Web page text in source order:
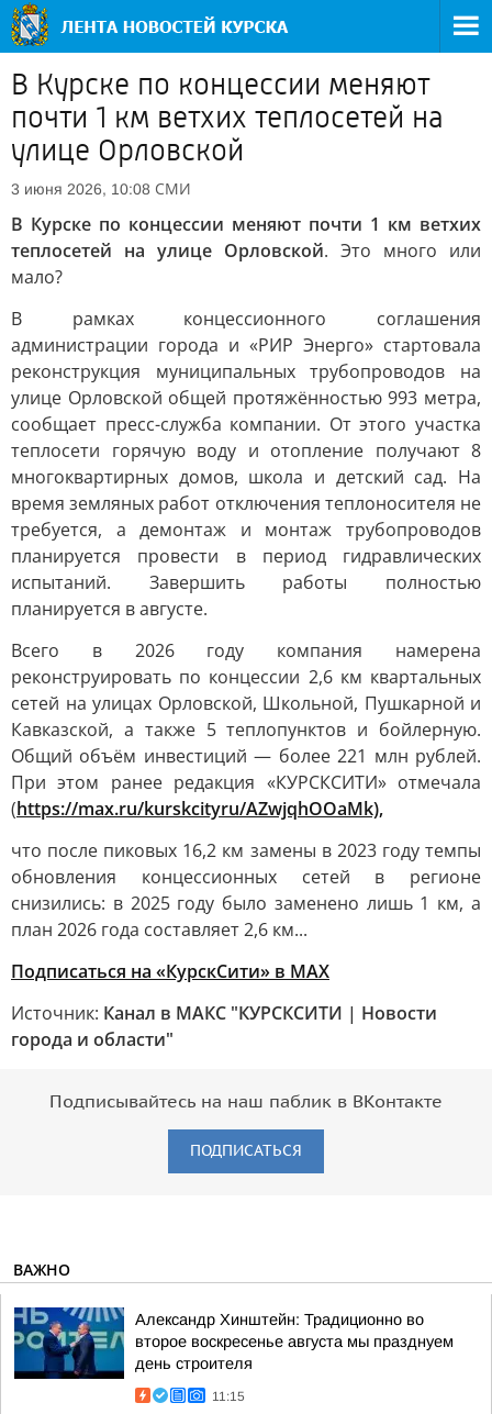
В Курске по концессии меняют
почти 1 км ветхих теплосетей на
улице Орловской
3 июня 2026, 10:08 СМИ
В Курске по концессии меняют почти 1 км ветхих
теплосетей на улице Орловской. Это много или
мало?
В рамках концессионного соглашения
администрации города и «РИР Энерго» стартовала
реконструкция муниципальных трубопроводов на
улице Орловской общей протяжённостью 993 метра,
сообщает пресс-служба компании. От этого участка
теплосети горячую воду и отопление получают 8
многоквартирных домов, школа и детский сад. На
время земляных работ отключения теплоносителя не
требуется, а демонтаж и монтаж трубопроводов
планируется провести в период гидравлических
испытаний. Завершить работы полностью
планируется в августе.
Всего в 2026 году компания намерена
реконструировать по концессии 2,6 км квартальных
сетей на улицах Орловской, Школьной, Пушкарной и
Кавказской, а также 5 теплопунктов и бойлерную.
Общий объём инвестиций — более 221 млн рублей.
При этом ранее редакция «КУРСКСИТИ» отмечала
(https://max.ru/kurskcityru/AZwjqhOOaMk),
что после пиковых 16,2 км замены в 2023 году темпы
обновления концессионных сетей в регионе
снизились: в 2025 году было заменено лишь 1 км, а
план 2026 года составляет 2,6 км...
Подписаться на «КурскСити» в МАХ
Источник: Канал в МАКС "КУРСКСИТИ | Новости
города и области"
Подписывайтесь на наш паблик в ВКонтакте
ПОДПИСАТЬСЯ
ВАЖНО
Александр Хинштейн: Традиционно во
второе воскресенье августа мы празднуем
день строителя
11:15